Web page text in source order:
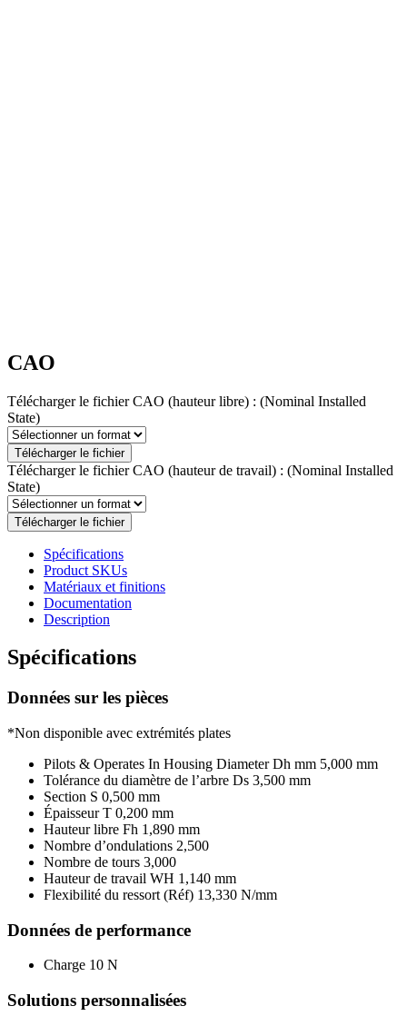
CAO
Télécharger le fichier CAO (hauteur libre) : (Nominal Installed
State)
Télécharger le fichier
Télécharger le fichier CAO (hauteur de travail) : (Nominal Installed
State)
Télécharger le fichier
Spécifications
Product SKUs
Matériaux et finitions
Documentation
Description
Spécifications
Données sur les pièces
*Non disponible avec extrémités plates
Pilots & Operates In Housing Diameter Dh mm 5,000 mm
Tolérance du diamètre de l’arbre Ds 3,500 mm
Section S 0,500 mm
Épaisseur T 0,200 mm
Hauteur libre Fh 1,890 mm
Nombre d’ondulations 2,500
Nombre de tours 3,000
Hauteur de travail WH 1,140 mm
Flexibilité du ressort (Réf) 13,330 N/mm
Données de performance
Charge 10 N
Solutions personnalisées